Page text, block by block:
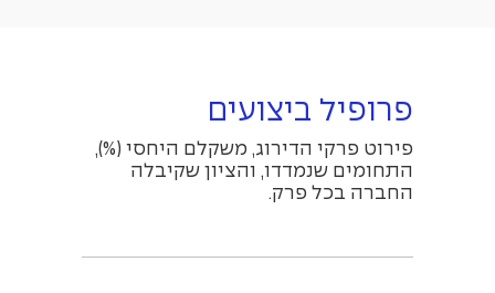
פרופיל ביצועים
פירוט פרקי הדירוג, משקלם היחסי (%),
התחומים שנמדדו, והציון שקיבלה
החברה בכל פרק.